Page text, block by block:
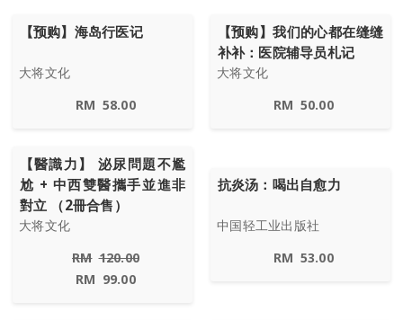
【预购】海岛行医记
大将文化
RM 58.00
【预购】我们的心都在缝缝
补补：医院辅导员札记
大将文化
RM 50.00
【醫識力】 泌尿問題不尷
尬 + 中西雙醫攜手並進非
對立 （2冊合售）
大将文化
RM 120.00
RM 99.00
抗炎汤：喝出自愈力
中国轻工业出版社
RM 53.00